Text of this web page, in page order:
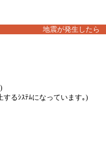
地震が発生したら
するｼｽﾃﾑになっています｡)